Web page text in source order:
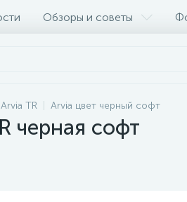
Обзоры и советы
Arvia TR Arvia цвет черный софт
черная софт